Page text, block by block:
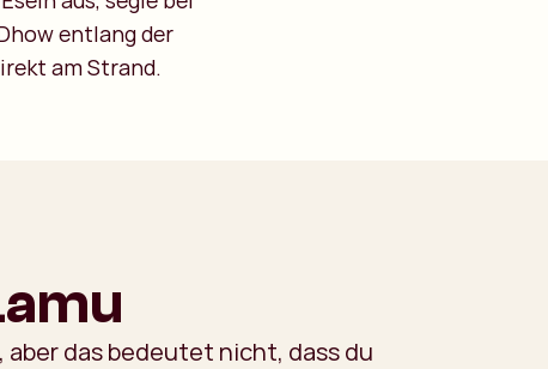
entlang der
am Strand.
das bedeutet nicht, dass du